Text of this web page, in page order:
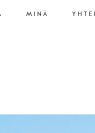
MINÄ